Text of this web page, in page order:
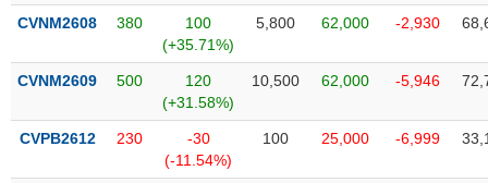
CVNM2608 380
100
(+35.71%)
5,800 62,000 -2,930
CVNM2609 500
120
(+31.58%)
10,500 62,000 -5,946
CVPB2612 230
-30
(-11.54%)
100 25,000 -6,999
Công
đầu
tư